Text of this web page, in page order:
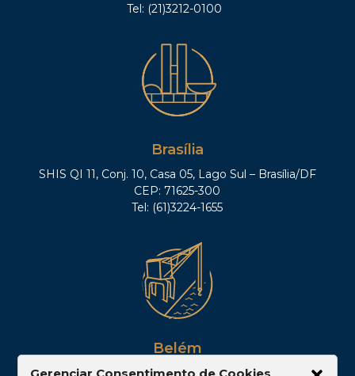
Tel: (21)3212-0100
Brasília
SHIS QI 11, Conj. 10, Casa 05, Lago Sul – Brasília/DF
CEP: 71625-300
Tel: (61)3224-1655
Belém
Av. Visconde de Souza Franco, 05, Sala 2102 –